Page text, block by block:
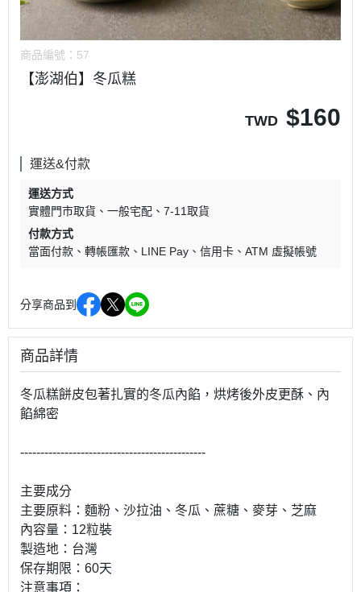
商品編號： 57
【澎湖伯】冬瓜糕
TWD $160
運送&付款
運送方式
實體門市取貨
一般宅配
7-11取貨
付款方式
當面付款
轉帳匯款 LINE Pay 信用卡 ATM 虛擬帳號
分享商品到
商品詳情
冬瓜糕餅皮包著扎實的冬瓜內餡，烘烤後外皮更酥、內
餡綿密
----------------------------------------------
主要成分
主要原料：麵粉、沙拉油、冬瓜、蔗糖、麥芽、芝麻
內容量：12粒裝
製造地：台灣
保存期限：60天
注意事項：